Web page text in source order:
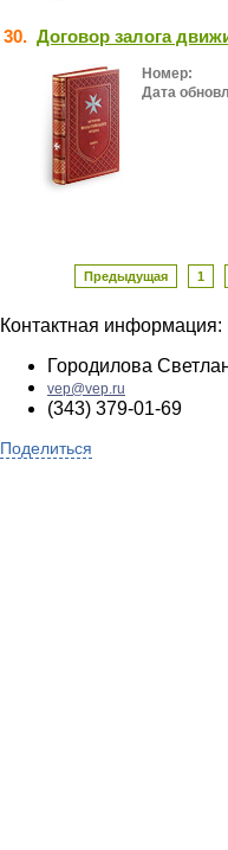
30. Договор залога
Номер:
Дата
Предыдущая 1
Контактная информация:
Городилова
vep@vep.ru
(343) 379-01-69
Поделиться